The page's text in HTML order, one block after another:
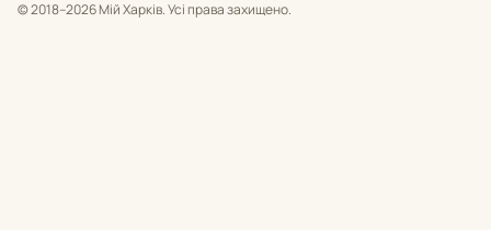
© 2018–2026 Мій Харків. Усі права захищено.